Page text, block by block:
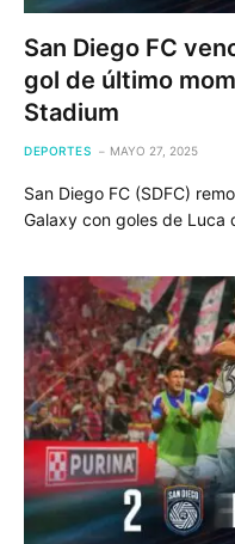
San Diego FC
gol de último
Stadium
DEPORTES MAYO 27, 2025
San Diego FC (SDFC)
Galaxy con goles de Luca